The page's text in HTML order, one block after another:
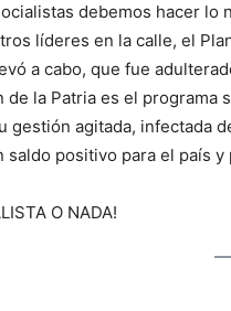
debemos hacer
líderes en la calle, el
a cabo, que fue
de la Patria es el
gestión agitada, infectada
saldo positivo para el país y
O NADA!